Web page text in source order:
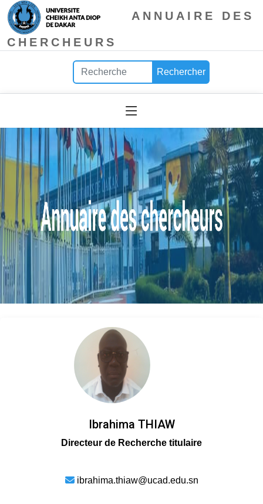
ANNUAIRE DES
CHERCHEURS
Rechercher
Ibrahima THIAW
Directeur de Recherche titulaire
ibrahima.thiaw@ucad.edu.sn